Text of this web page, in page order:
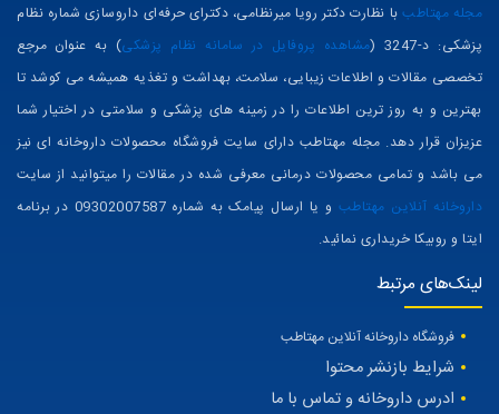
مجله مهتاطببا نظارت دکتر رویا میرنظامی، دکترای حرفه‌ای داروسازی شماره نظام
پزشکی: د-3247 (
مشاهده پروفایل در سامانه نظام پزشکی) به عنوان مرجع
تخصصی مقالات و اطلاعات زیبایی، سلامت، بهداشت و تغذیه همیشه می کوشد تا
بهترین و به روز ترین اطلاعات را در زمینه های پزشکی و سلامتی در اختیار شما
عزیزان قرار دهد. مجله مهتاطب دارای سایت فروشگاه محصولات داروخانه ای نیز
می باشد و تمامی محصولات درمانی معرفی شده در مقالات را میتوانید از سایت
داروخانه آنلاین مهتاطب
و یا ارسال پیامک به شماره 09302007587 در برنامه
ایتا و روبیکا خریداری نمائید.
لینک‌های مرتبط
فروشگاه داروخانه آنلاین مهتاطب
شرایط بازنشر محتوا
ادرس داروخانه و تماس با ما